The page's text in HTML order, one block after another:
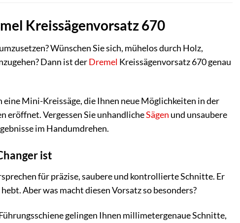
Kreissägenvorsatz 670
Wünschen Sie sich, mühelos durch Holz,
Dann ist derDremel Kreissägenvorsatz 670 genau
eine Mini-Kreissäge, die Ihnen neue Möglichkeiten in der
Vergessen Sie unhandlicheSägen und unsaubere
im Handumdrehen.
ist
für präzise, saubere und kontrollierte Schnitte. Er
Aber was macht diesen Vorsatz so besonders?
gelingen Ihnen millimetergenaue Schnitte,